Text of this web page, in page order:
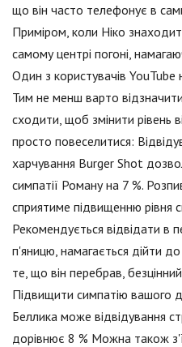
що він часто телефонує в
Приміром, коли Ніко
самому центрі погоні,
Один з користувачів YouTube
Тим не менш варто
сходити, щоб змінити рівень
просто повеселитися:
харчування Burger Shot
симпатії Роману на 7 %.
сприятиме підвищенню рівня
Рекомендується відвідати в
п'яницю, намагається дійти
те, що він перебрав,
Підвищити симпатію вашого
Беллика може відвідування
дорівнює 8 % Можна також